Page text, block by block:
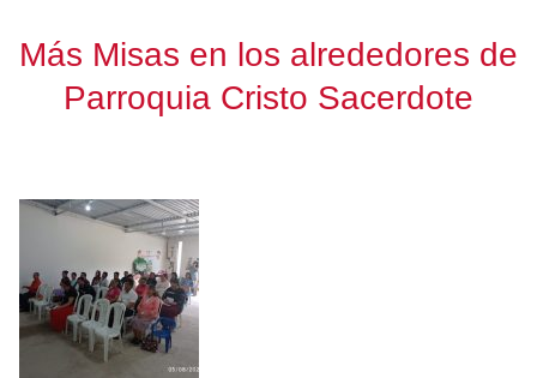
Más Misas en los alrededores de
Parroquia Cristo Sacerdote